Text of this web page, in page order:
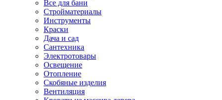
Все для бани
Стройматериалы
Инструменты
Краски
Дача и сад
Сантехника
Электротовары
Освещение
Отопление
Скобяные изделия
Вентиляция